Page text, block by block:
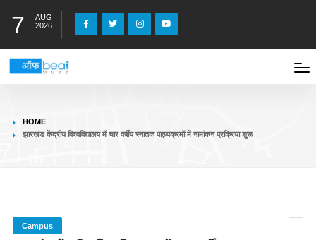
7
AUG
2026
HOME
झारखंड केंद्रीय विश्वविद्यालय में चार वर्षीय स्नातक पाठ्यक्रमों में नामांकन प्रक्रिया शुरू
Campus